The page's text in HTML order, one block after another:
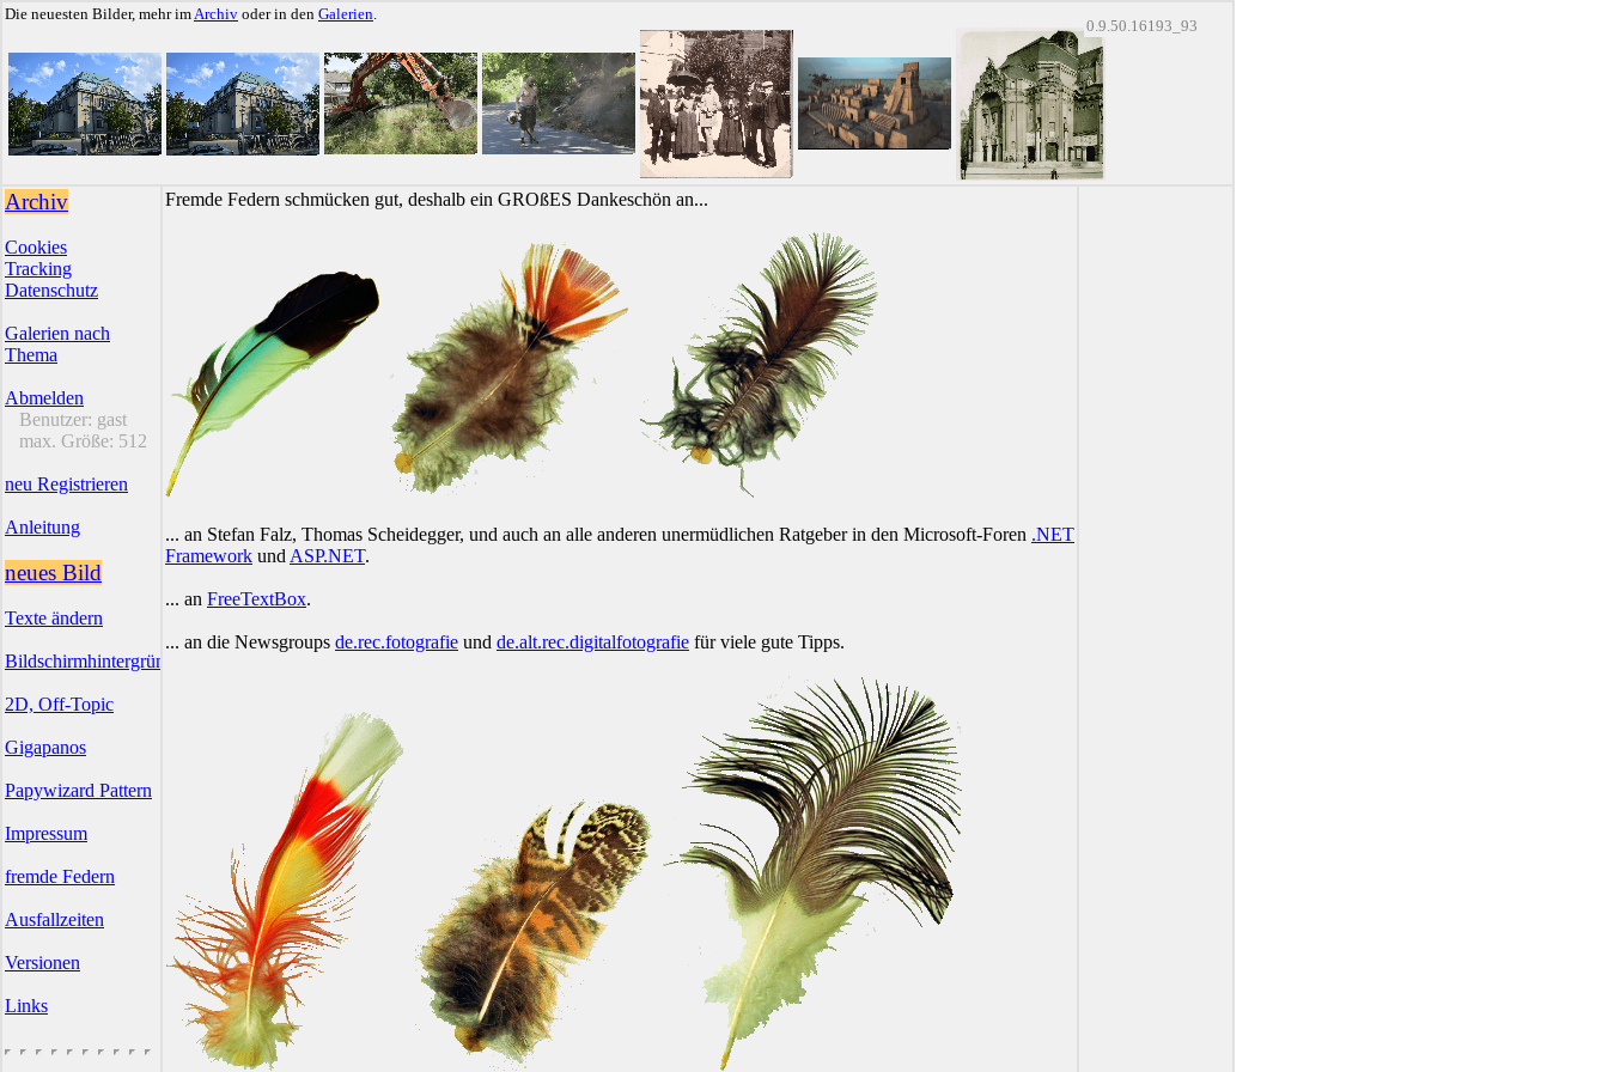
Die neuesten Bilder, mehr imArchiv oder in den Galerien.
0.9.50.16193_93
Archiv
Cookies
Tracking
Datenschutz
Galerien nach
Thema
Abmelden
Benutzer: gast
max. Größe: 512
neu Registrieren
Anleitung
neues Bild
Texte ändern
Bildschirmhintergründe
2D, Off-Topic
Gigapanos
Papywizard Pattern
Impressum
fremde Federn
Ausfallzeiten
Versionen
Links
Fremde Federn schmücken gut, deshalb ein GROßES Dankeschön an...
... an Stefan Falz, Thomas Scheidegger, und auch an alle anderen unermüdlichen Ratgeber in den Microsoft-Foren .NET
Framework und ASP.NET.
... an FreeTextBox.
... an die Newsgroups de.rec.fotografie und de.alt.rec.digitalfotografie für viele gute Tipps.